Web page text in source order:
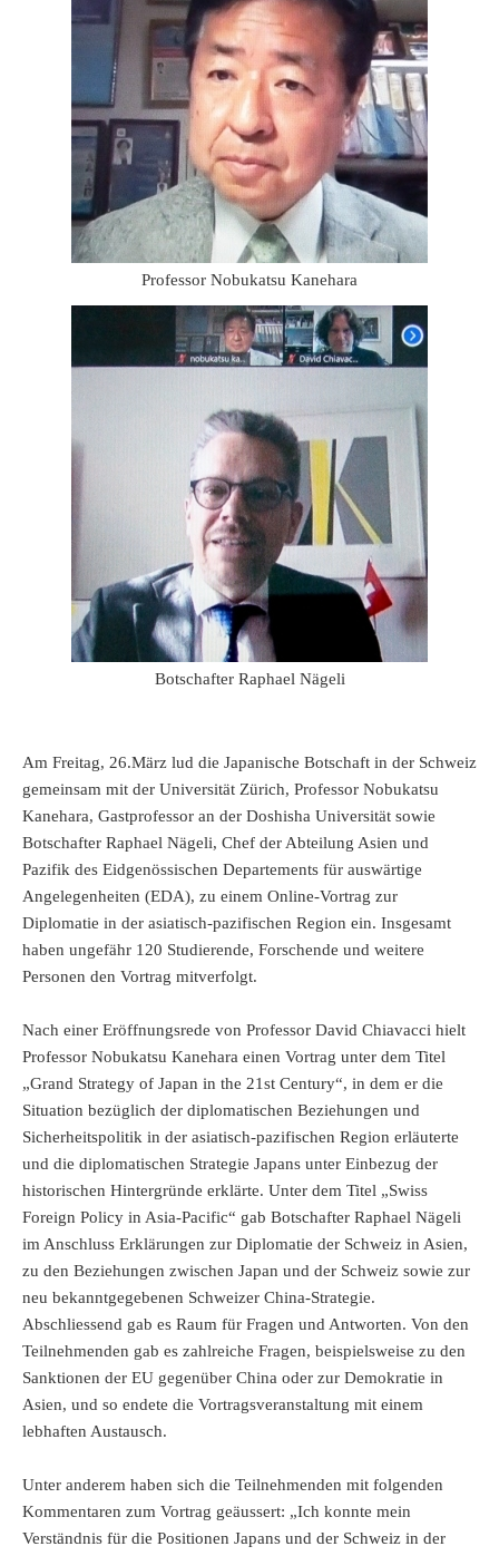
Professor Nobukatsu Kanehara
Botschafter Raphael Nägeli
Am Freitag, 26.März lud die Japanische Botschaft in der Schweiz
gemeinsam mit der Universität Zürich, Professor Nobukatsu
Kanehara, Gastprofessor an der Doshisha Universität sowie
Botschafter Raphael Nägeli, Chef der Abteilung Asien und
Pazifik des Eidgenössischen Departements für auswärtige
Angelegenheiten (EDA), zu einem Online-Vortrag zur
Diplomatie in der asiatisch-pazifischen Region ein. Insgesamt
haben ungefähr 120 Studierende, Forschende und weitere
Personen den Vortrag mitverfolgt.
Nach einer Eröffnungsrede von Professor David Chiavacci hielt
Professor Nobukatsu Kanehara einen Vortrag unter dem Titel
„Grand Strategy of Japan in the 21st Century“, in dem er die
Situation bezüglich der diplomatischen Beziehungen und
Sicherheitspolitik in der asiatisch-pazifischen Region erläuterte
und die diplomatischen Strategie Japans unter Einbezug der
historischen Hintergründe erklärte. Unter dem Titel „Swiss
Foreign Policy in Asia-Pacific“ gab Botschafter Raphael Nägeli
im Anschluss Erklärungen zur Diplomatie der Schweiz in Asien,
zu den Beziehungen zwischen Japan und der Schweiz sowie zur
neu bekanntgegebenen Schweizer China-Strategie.
Abschliessend gab es Raum für Fragen und Antworten. Von den
Teilnehmenden gab es zahlreiche Fragen, beispielsweise zu den
Sanktionen der EU gegenüber China oder zur Demokratie in
Asien, und so endete die Vortragsveranstaltung mit einem
lebhaften Austausch.
Unter anderem haben sich die Teilnehmenden mit folgenden
Kommentaren zum Vortrag geäussert: „Ich konnte mein
Verständnis für die Positionen Japans und der Schweiz in der